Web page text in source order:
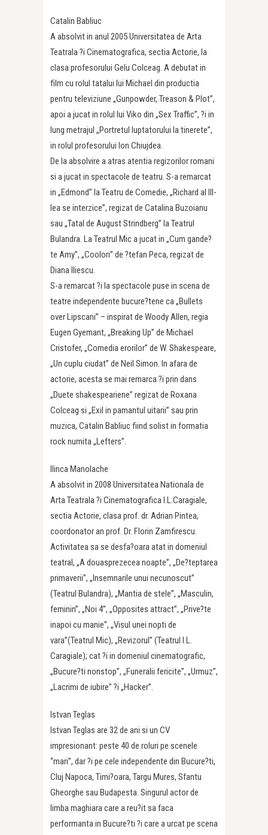
Catalin Babliuc
A absolvit in anul 2005 Universitatea de Arta
Teatrala ?i Cinematografica, sectia Actorie, la
clasa profesorului Gelu Colceag. A debutat in
film cu rolul tatalui lui Michael din productia
pentru televiziune „Gunpowder, Treason & Plot”,
apoi a jucat in rolul lui Viko din „Sex Traffic”, ?i in
lung metrajul „Portretul luptatorului la tinerete”,
in rolul profesorului Ion Chiujdea.
De la absolvire a atras atentia regizorilor romani
si a jucat in spectacole de teatru. S-a remarcat
in „Edmond” la Teatru de Comedie, „Richard al III-
lea se interzice”, regizat de Catalina Buzoianu
sau „Tatal de August Strindberg” la Teatrul
Bulandra. La Teatrul Mic a jucat in „Cum gande?
te Amy”, „Coolori” de ?tefan Peca, regizat de
Diana Iliescu.
S-a remarcat ?i la spectacole puse in scena de
teatre independente bucure?tene ca „Bullets
over Lipscani” – inspirat de Woody Allen, regia
Eugen Gyemant, „Breaking Up” de Michael
Cristofer, „Comedia erorilor” de W. Shakespeare,
„Un cuplu ciudat” de Neil Simon. In afara de
actorie, acesta se mai remarca ?i prin dans
„Duete shakespeariene” regizat de Roxana
Colceag si „Exil in pamantul uitarii” sau prin
muzica, Catalin Babliuc fiind solist in formatia
rock numita „Lefters”.
Ilinca Manolache
A absolvit in 2008 Universitatea Nationala de
Arta Teatrala ?i Cinematografica I.L.Caragiale,
sectia Actorie, clasa prof. dr. Adrian Pintea,
coordonator an prof. Dr. Florin Zamfirescu.
Activitatea sa se desfa?oara atat in domeniul
teatral, „A douasprezecea noapte”, „De?teptarea
primaverii”, „Insemnarile unui necunoscut”
(Teatrul Bulandra), „Mantia de stele”, „Masculin,
feminin”, „Noi 4”, „Opposites attract”, „Prive?te
inapoi cu manie”, „Visul unei nopti de
vara”(Teatrul Mic), „Revizorul” (Teatrul I.L.
Caragiale); cat ?i in domeniul cinematografic,
„Bucure?ti nonstop”, „Funeralii fericite”, „Urmuz”,
„Lacrimi de iubire” ?i „Hacker”.
Istvan Teglas
Istvan Teglas are 32 de ani si un CV
impresionant: peste 40 de roluri pe scenele
“mari”, dar ?i pe cele independente din Bucure?ti,
Cluj Napoca, Timi?oara, Targu Mures, Sfantu
Gheorghe sau Budapesta. Singurul actor de
limba maghiara care a reu?it sa faca
performanta in Bucure?ti ?i care a urcat pe scena